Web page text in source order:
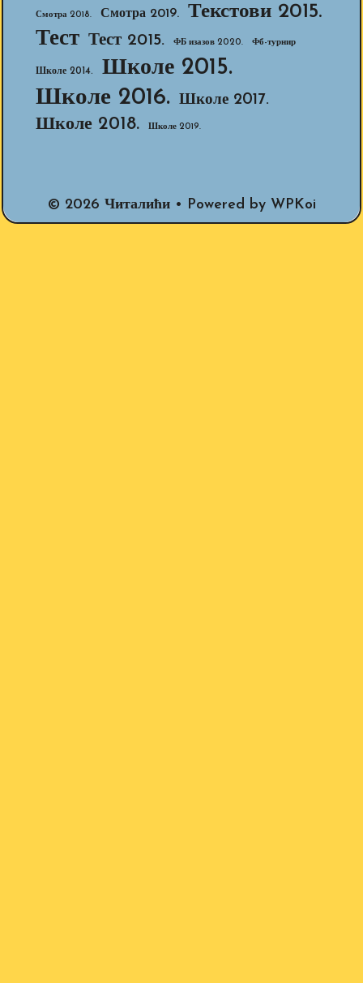
Смотра 2018. Смотра 2019. Текстови 2015.
Тест Тест 2015. ФБ изазов 2020. Фб-турнир
Школе 2014.
Школе 2015.
Школе 2016. Школе 2017.
Школе 2018. Школе 2019.
© 2026 Читалићи• Powered by WPKoi